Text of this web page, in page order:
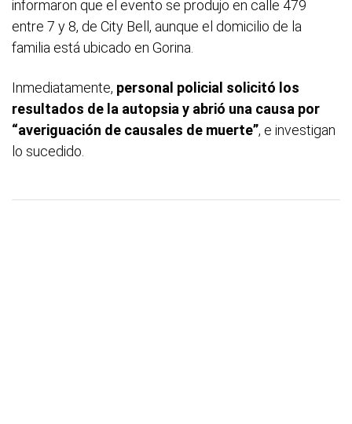
informaron que el evento se produjo en calle 479
entre 7 y 8, de City Bell, aunque el domicilio de la
familia está ubicado en Gorina.
Inmediatamente, personal policial solicitó los
resultados de la autopsia y abrió una causa por
“averiguación de causales de muerte”, e investigan
lo sucedido.